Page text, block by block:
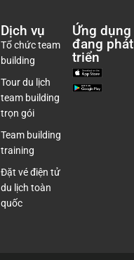
Dịch vụ
Tổ chức team
building
Tour du lịch
team building
trọn gói
Team building
training
Đặt vé điện tử
du lịch toàn
quốc
Ứng dụng
đang phát
triển